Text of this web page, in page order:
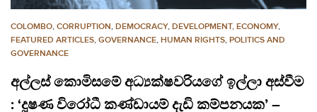
COLOMBO, CORRUPTION, DEMOCRACY, DEVELOPMENT, ECONOMY,
FEATURED ARTICLES, GOVERNANCE, HUMAN RIGHTS, POLITICS AND
GOVERNANCE
අල්ලස් කොමිසමේ අධ්‍යක්ෂවරියගේ ඉල්ලා අස්වීම
: ‘දූෂණ විරෝධී කණ්ඩායම් දැඩි කම්පනයක’ –